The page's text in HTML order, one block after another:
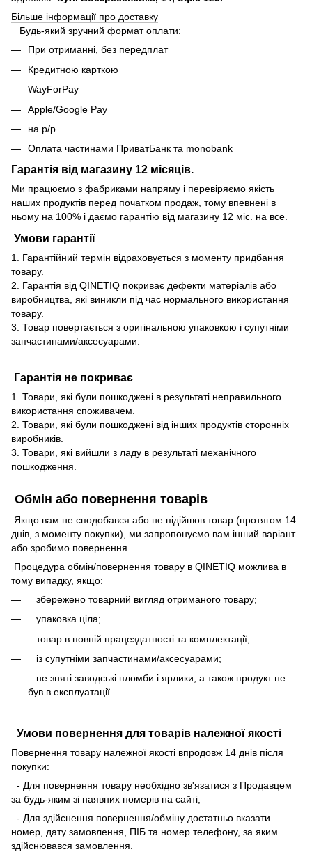
Більше інформації про доставку
Будь-який зручний формат оплати:
При отриманні, без передплат
Кредитною карткою
WayForPay
Apple/Google Pay
на р/р
Оплата частинами ПриватБанк та monobank
Гарантія від магазину 12 місяців.
Ми працюємо з фабриками напряму і перевіряємо якість
наших продуктів перед початком продаж, тому впевнені в
ньому на 100% і даємо гарантію від магазину 12 міс. на все.
Умови гарантії
1. Гарантійний термін відраховується з моменту придбання
товару.
2. Гарантія від QINETIQ покриває дефекти матеріалів або
виробництва, які виникли під час нормального використання
товару.
3. Товар повертається з оригінальною упаковкою і супутніми
запчастинами/аксесуарами.
Гарантія не покриває
1. Товари, які були пошкоджені в результаті неправильного
використання споживачем.
2. Товари, які були пошкоджені від інших продуктів сторонніх
виробників.
3. Товари, які вийшли з ладу в результаті механічного
пошкодження.
Обмін або повернення товарів
Якщо вам не сподобався або не підійшов товар (протягом 14
днів, з моменту покупки), ми запропонуємо вам інший варіант
або зробимо повернення.
Процедура обмін/повернення товару в QINETIQ можлива в
тому випадку, якщо:
збережено товарний вигляд отриманого товару;
упаковка ціла;
товар в повній працездатності та комплектації;
із супутніми запчастинами/аксесуарами;
не зняті заводські пломби і ярлики, а також продукт не
був в експлуатації.
Умови повернення для товарів належної якості
Повернення товару належної якості впродовж 14 днів після
покупки:
- Для повернення товару необхідно зв'язатися з Продавцем
за будь-яким зі наявних номерів на сайті;
- Для здійснення повернення/обміну достатньо вказати
номер, дату замовлення, ПІБ та номер телефону, за яким
здійснювався замовлення.